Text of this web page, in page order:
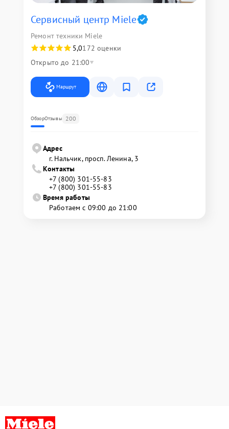
Сервисный центр Miele
Ремонт техники Miele
5,0172 оценки
Открыто до 21:00
Маршрут
ОбзорОтзывы 200
Адрес
г. Нальчик, просп. Ленина, 3
Контакты
+7 (800) 301-55-83
+7 (800) 301-55-83
Время работы
Работаем с 09:00 до 21:00